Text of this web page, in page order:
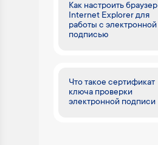
Как настроить браузер
Internet Explorer для
работы с электронной
подписью
Что такое сертификат
ключа проверки
электронной подписи